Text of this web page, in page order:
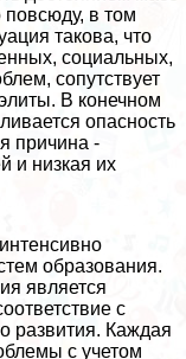
в том
такова, что
социальных,
сопутствует
В конечном
опасность
причина -
и низкая их
образования.
является
с
развития. Каждая
с учетом